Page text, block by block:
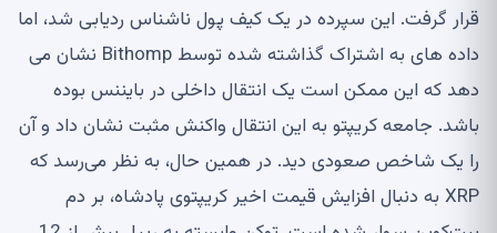
قرار گرفت. این سپرده در یک کیف پول ناشناس ردیابی شد، اما
داده های به اشتراک گذاشته شده توسط Bithomp نشان می
دهد که این ممکن است یک انتقال داخلی در بایننس بوده
باشد. جامعه کریپتو به این انتقال واکنش مثبت نشان داد و آن
را یک شاخص صعودی دید. در همین حال، به نظر می‌رسد که
XRP به دنبال افزایش قیمت اخیر کریپتوی پادشاه، بر دم